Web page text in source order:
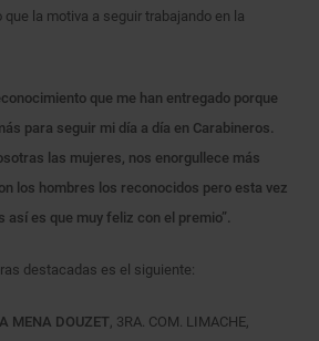
la motiva a seguir trabajando en la
que me han entregado porque
para seguir mi día a día en Carabineros.
las mujeres, nos enorgullece más
los hombres los reconocidos pero esta vez
es que muy feliz con el premio”.
destacadas es el siguiente:
MENA DOUZET , 3RA. COM. LIMACHE,